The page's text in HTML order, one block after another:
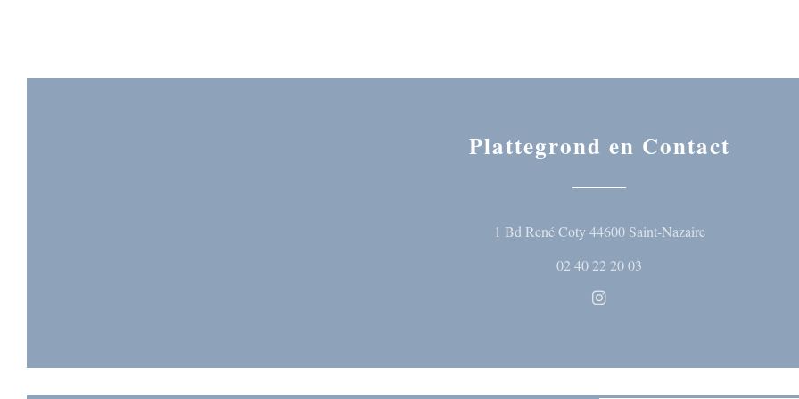
Plattegrond en Contact
1 Bd René Coty 44600 Saint-Nazaire((opent in een
02 40 22 20 03
Instagram ((opent in een nieuw